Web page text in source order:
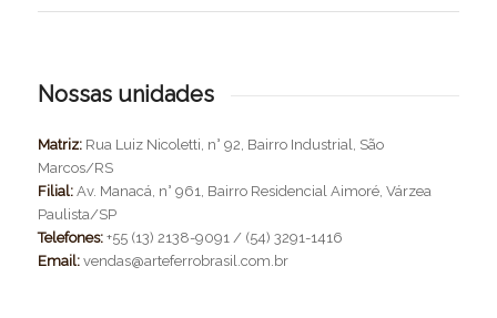
Nossas unidades
Matriz:Rua Luiz Nicoletti, n° 92, Bairro Industrial, São
Marcos/RS
Filial:Av. Manacá, n° 961, Bairro Residencial Aimoré, Várzea
Paulista/SP
Telefones:+55 (13) 2138-9091 / (54) 3291-1416
Email:vendas@arteferrobrasil.com.br